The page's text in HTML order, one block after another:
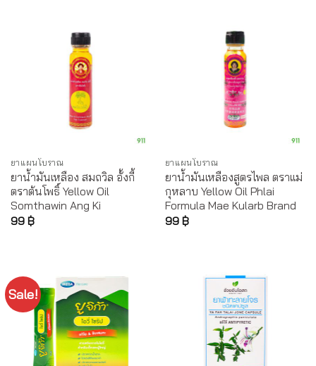
ยาแผนโบราณ
ยาน้ำมันเหลือง สมถวิล อั้งกี้
ตราต้นโพธิ์ Yellow Oil
Somthawin Ang Ki
99 ฿
ยาแผนโบราณ
ยาน้ำมันเหลืองสูตรไพล ตราแม่
กุหลาบ Yellow Oil Phlai
Formula Mae Kularb Brand
99 ฿
Sale!